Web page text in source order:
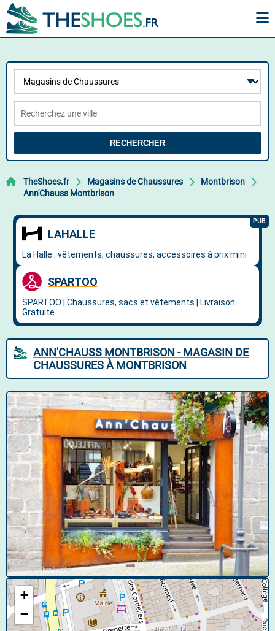
RECHERCHER
TheShoes.fr Magasins de Chaussures
Montbrison
Ann'Chauss Montbrison
ANN'CHAUSS MONTBRISON - MAGASIN DE
CHAUSSURES À MONTBRISON
© Google User Content
+
−